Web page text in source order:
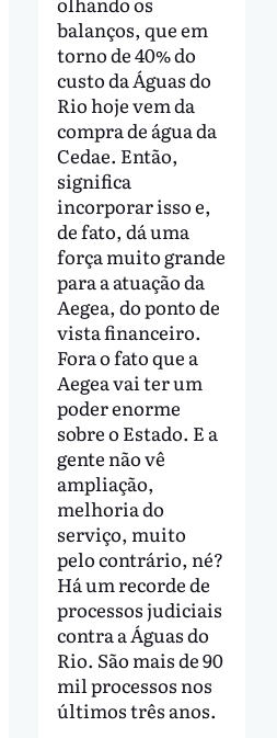
balanços, que em
torno de 40% do
custo da Águas do
Rio hoje vem da
compra de água da
Cedae. Então,
significa
incorporar isso e,
de fato, dá uma
força muito grande
para a atuação da
Aegea, do ponto de
vista financeiro.
Fora o fato que a
Aegea vai ter um
poder enorme
sobre o Estado. E a
gente não vê
ampliação,
melhoria do
serviço, muito
pelo contrário, né?
Há um recorde de
processos judiciais
contra a Águas do
Rio. São mais de 90
mil processos nos
últimos três anos.